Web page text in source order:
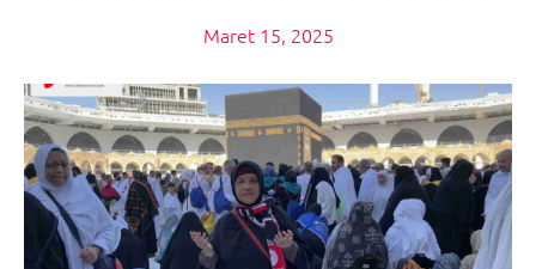
Maret 15, 2025